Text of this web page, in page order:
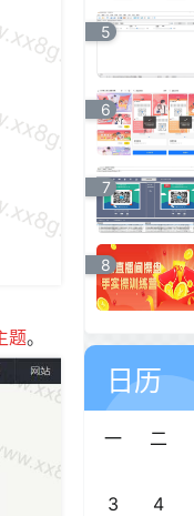
题。
5
6
7
8
日历
一 二
3
4